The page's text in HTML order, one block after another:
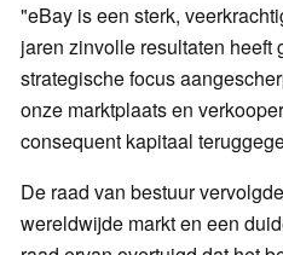
"eBay is een sterk,
jaren zinvolle resultaten heeft
strategische focus
onze marktplaats en
consequent kapitaal
De raad van bestuur
wereldwijde markt en een